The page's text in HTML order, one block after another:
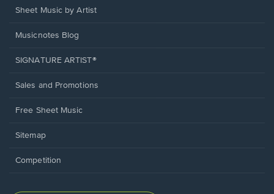
Sheet Music by Artist
Musicnotes Blog
SIGNATURE ARTIST®
Sales and Promotions
Free Sheet Music
Sitemap
Competition